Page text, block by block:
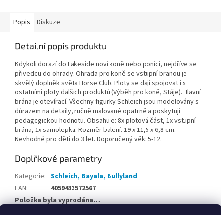
Popis Diskuze
Detailní popis produktu
Kdykoli dorazí do Lakeside noví koně nebo poníci, nejdříve se
přivedou do ohrady. Ohrada pro koně se vstupní branou je
skvělý doplněk světa Horse Club. Ploty se dají spojovat i s
ostatními ploty dalších produktů (Výběh pro koně, Stáje). Hlavní
brána je otevírací. Všechny figurky Schleich jsou modelovány s
důrazem na detaily, ručně malované opatrně a poskytují
pedagogickou hodnotu. Obsahuje: 8x plotová část, 1x vstupní
brána, 1x samolepka. Rozměr balení: 19 x 11,5 x 6,8 cm.
Nevhodné pro děti do 3 let. Doporučený věk: 5-12.
Doplňkové parametry
Kategorie: Schleich, Bayala, Bullyland
EAN:
4059433572567
Položka byla vyprodána…